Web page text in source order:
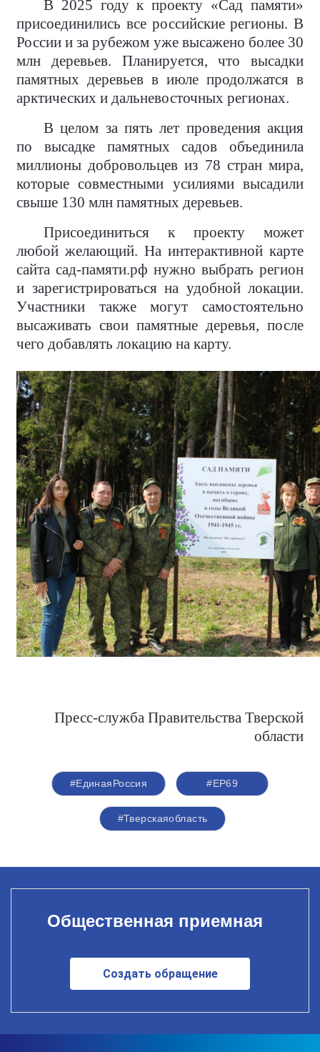
В 2025 году к проекту «Сад памяти»
присоединились все российские регионы. В
России и за рубежом уже высажено более 30
млн деревьев. Планируется, что высадки
памятных деревьев в июле продолжатся в
арктических и дальневосточных регионах.
В целом за пять лет проведения акция
по высадке памятных садов объединила
миллионы добровольцев из 78 стран мира,
которые совместными усилиями высадили
свыше 130 млн памятных деревьев.
Присоединиться к проекту может
любой желающий. На интерактивной карте
сайта сад-памяти.рф нужно выбрать регион
и зарегистрироваться на удобной локации.
Участники также могут самостоятельно
высаживать свои памятные деревья, после
чего добавлять локацию на карту.
Пресс-служба Правительства Тверской
области
#ЕдинаяРоссия #ЕР69
#Тверскаяобласть
Общественная приемная
Создать обращение